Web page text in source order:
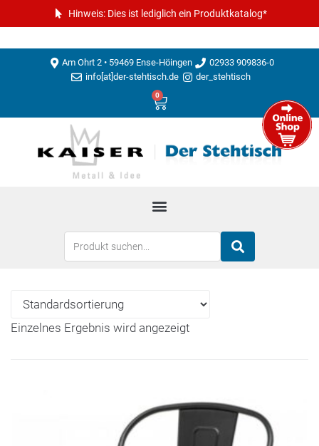
Hinweis: Dies ist lediglich ein Produktkatalog*
Am Ohrt 2 • 59469 Ense-Höingen
02933 909836-0
info[at]der-stehtisch.de
der_stehtisch
0
Einzelnes Ergebnis wird angezeigt